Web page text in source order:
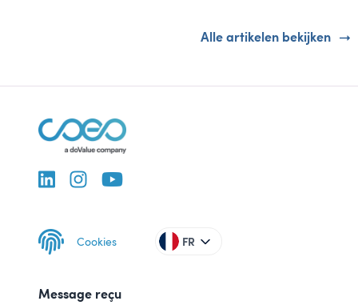
Alle artikelen bekijken
Cookies FR
Message reçu